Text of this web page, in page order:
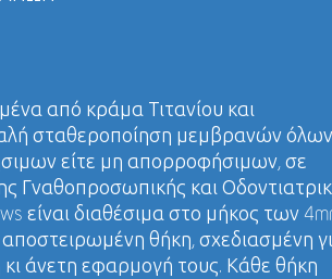
από κράμα Τιτανίου και
σταθεροποίηση μεμβρανών όλων
είτε μη απορροφήσιμων, σε
Γναθοπροσωπικής και
είναι διαθέσιμα στο μήκος των
θήκη, σχεδιασμένη
άνετη εφαρμογή τους. Κάθε θήκη